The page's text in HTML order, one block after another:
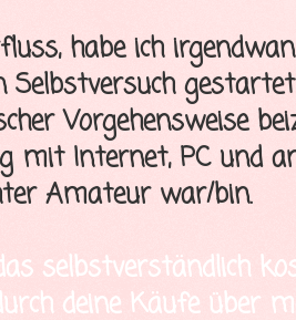
habe ich
Selbstversuch
Vorgehensweise
mit Internet, PC und
Amateur war/bin.
selbstverständlich
deine Käufe über